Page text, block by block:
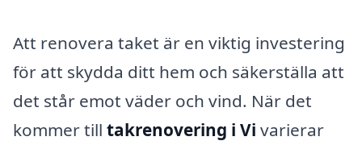
Att renovera taket är en viktig investering
för att skydda ditt hem och säkerställa att
det står emot väder och vind. När det
kommer till takrenovering i Vi varierar